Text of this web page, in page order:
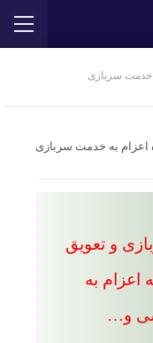
خدمت سربازی
و تعویق
اعزام به
و…